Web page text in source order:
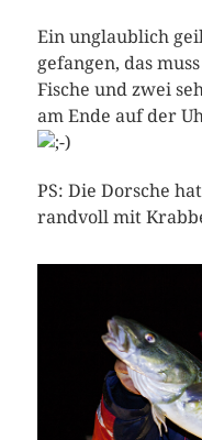
Ein unglaublich
gefangen, das
Fische und zwei
am Ende auf der
PS: Die Dorsche
randvoll mit